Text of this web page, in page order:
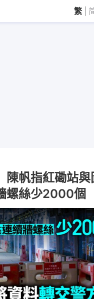
繁
陳帆指紅磡站
絲少2000個